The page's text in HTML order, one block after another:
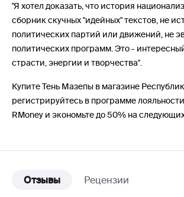
"Я хотел доказать, что история
сборник скучных "идейных" текстов, не
политических партий или движений, не
политических программ. Это -
страсти, энергии и творчества".
Купите Тень Мазепы в магазине
регистрируйтесь в программе
RMoney и экономьте до 50% на
Отзывы Рецензии